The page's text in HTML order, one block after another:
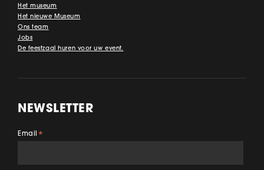
Het museum
Het nieuwe Museum
Ons team
Jobs
De feestzaal huren voor uw event.
NEWSLETTER
Email *